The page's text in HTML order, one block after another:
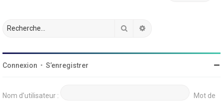
Rechercher
Connexion • S’enregistrer
Nom d’utilisateur : Mot de